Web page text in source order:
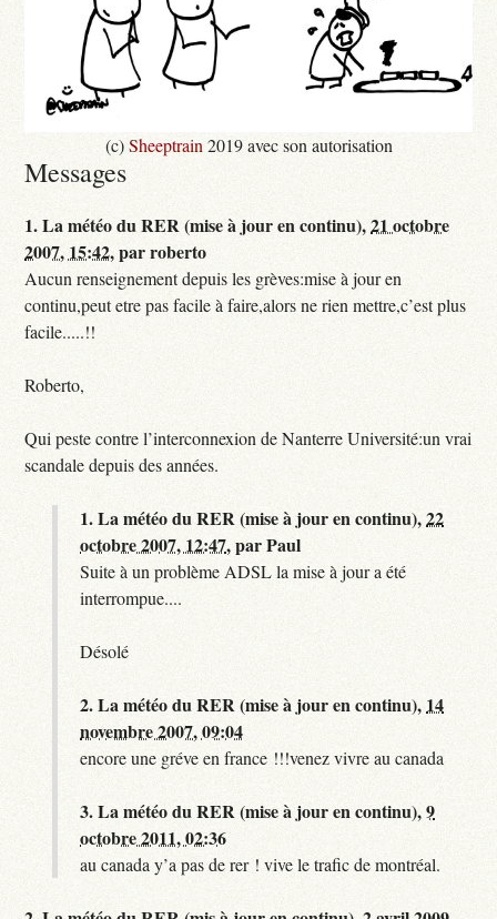
(c)Sheeptrain 2019 avec son autorisation
Messages
1.La météo du RER (mise à jour en continu),21 octobre
2007, 15:42,parroberto
Aucun renseignement depuis les grèves:mise à jour en
continu,peut etre pas facile à faire,alors ne rien mettre,c’est plus
facile.....!!
Roberto,
Qui peste contre l’interconnexion de Nanterre Université:un vrai
scandale depuis des années.
1.La météo du RER (mise à jour en continu),22
octobre 2007, 12:47,parPaul
Suite à un problème ADSL la mise à jour a été
interrompue....
Désolé
2.La météo du RER (mise à jour en continu), 14
novembre 2007, 09:04
encore une gréve en france !!!venez vivre au canada
3.La météo du RER (mise à jour en continu),9
octobre 2011, 02:36
au canada y’a pas de rer ! vive le trafic de montréal.